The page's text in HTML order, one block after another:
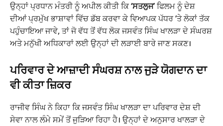
ਉਨ੍ਹਾਂ ਪ੍ਰਧਾਨ ਮੰਤਰੀ ਨੂੰ ਅਪੀਲ ਕੀਤੀ ਕਿ‘ਸਤਲੁਜ’ਫਿਲਮ ਨੂੰ ਦੇਸ਼
ਦੀਆਂ ਪ੍ਰਮੁੱਖ ਭਾਸ਼ਾਵਾਂ ਵਿੱਚ ਡੱਬ ਕਰਵਾ ਕੇ ਵਿਆਪਕ ਪੱਧਰ ‘ਤੇ ਲੋਕਾਂ ਤੱਕ
ਪਹੁੰਚਾਇਆ ਜਾਵੇ, ਤਾਂ ਜੋ ਵੱਧ ਤੋਂ ਵੱਧ ਲੋਕ ਜਸਵੰਤ ਸਿੰਘ ਖਾਲੜਾ ਦੇ ਸੰਘਰਸ਼
ਅਤੇ ਮਨੁੱਖੀ ਅਧਿਕਾਰਾਂ ਲਈ ਉਨ੍ਹਾਂ ਦੀ ਲੜਾਈ ਬਾਰੇ ਜਾਣ ਸਕਣ।
ਪਰਿਵਾਰ ਦੇ ਆਜ਼ਾਦੀ ਸੰਘਰਸ਼ ਨਾਲ ਜੁੜੇ ਯੋਗਦਾਨ ਦਾ
ਵੀ ਕੀਤਾ ਜ਼ਿਕਰ
ਰਾਜੀਵ ਸਿੰਘ ਨੇ ਕਿਹਾ ਕਿ ਜਸਵੰਤ ਸਿੰਘ ਖਾਲੜਾ ਦਾ ਪਰਿਵਾਰ ਦੇਸ਼ ਦੀ
ਸੇਵਾ ਨਾਲ ਲੰਮੇ ਸਮੇਂ ਤੋਂ ਜੁੜਿਆ ਰਿਹਾ ਹੈ। ਉਨ੍ਹਾਂ ਦੇ ਅਨੁਸਾਰ ਖਾਲੜਾ ਦੇ